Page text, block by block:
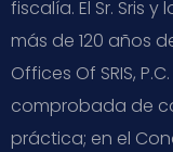
fiscalía. El Sr. Sris
más de 120 años
Offices Of SRIS,
comprobada de
práctica; en el